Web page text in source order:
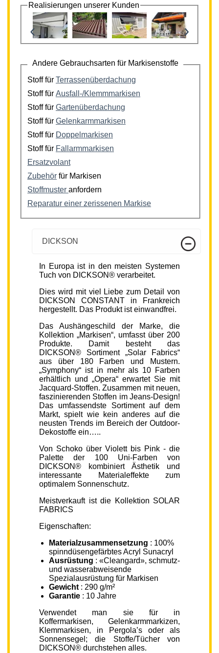
Realisierungen unserer Kunden
‹ ›
Andere Gebrauchsarten für Markisenstoffe
Stoff für Terrassenüberdachung
Stoff für Ausfall-/Klemmmarkisen
Stoff für Gartenüberdachung
Stoff für Gelenkarmmarkisen
Stoff für Doppelmarkisen
Stoff für Fallarmmarkisen
Ersatzvolant
Zubehör für Markisen
Stoffmuster anfordern
Reparatur einer zerissenen Markise
DICKSON
In Europa ist in den meisten Systemen
Tuch von DICKSON® verarbeitet.
Dies wird mit viel Liebe zum Detail von
DICKSON CONSTANT in Frankreich
hergestellt. Das Produkt ist einwandfrei.
Das Aushängeschild der Marke, die
Kollektion „Markisen“, umfasst über 200
Produkte. Damit besteht das
DICKSON® Sortiment „Solar Fabrics“
aus über 180 Farben und Mustern.
„Symphony“ ist in mehr als 10 Farben
erhältlich und „Opera“ erwartet Sie mit
Jacquard-Stoffen. Zusammen mit neuen,
faszinierenden Stoffen im Jeans-Design!
Das umfassendste Sortiment auf dem
Markt, spielt wie kein anderes auf die
neusten Trends im Bereich der Outdoor-
Dekostoffe ein…..
Von Schoko über Violett bis Pink - die
Palette der 100 Uni-Farben von
DICKSON® kombiniert Ästhetik und
interessante Materialeffekte zum
optimalem Sonnenschutz.
Meistverkauft ist die Kollektion SOLAR
FABRICS
Eigenschaften:
Materialzusammensetzung : 100%
spinndüsengefärbtes Acryl Sunacryl
Ausrüstung : «Cleangard», schmutz-
und wasserabweisende
Spezialausrüstung für Markisen
Gewicht : 290 g/m²
Garantie : 10 Jahre
Verwendet man sie für in
Koffermarkisen, Gelenkarmmarkizen,
Klemmarkisen, in Pergola’s oder als
Sonnensegel; die Stoffe/Tücher von
DICKSON® durchstehen alles.